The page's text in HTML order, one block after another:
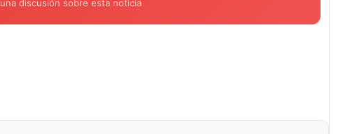
discusión sobre esta noticia